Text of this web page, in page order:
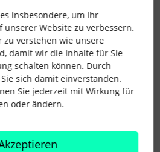
meeting planning
insbesondere, um Ihr
unserer Website zu verbessern.
zu verstehen wie unsere
damit wir die Inhalte für Sie
schalten können. Durch
sich damit einverstanden.
Sie jederzeit mit Wirkung für
oder ändern.